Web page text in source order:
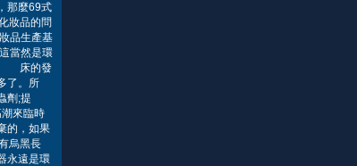
那麼69式
妝品的問
品生產基
當然是環
床的發
了。所
劑;提
來臨時
的，如果
烏黑長
永遠是環